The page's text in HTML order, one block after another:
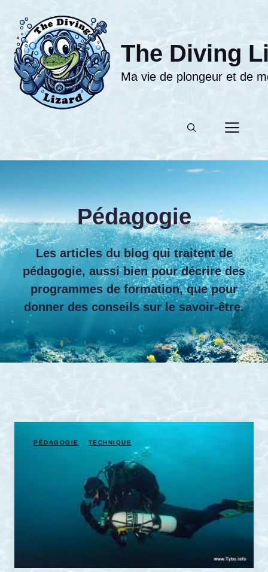
contenu
The Diving
Ma vie de plongeur et de
Pédagogie
Les articles du blog qui traitent de
pédagogie, aussi bien pour décrire des
programmes de formation, que pour
donner des conseils sur le savoir-être.
PÉDAGOGIE TECHNIQUE